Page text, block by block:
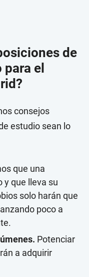
de
el
consejos
estudio sean lo
que una
y que lleva su
solo harán que
poco a
Potenciar
a adquirir